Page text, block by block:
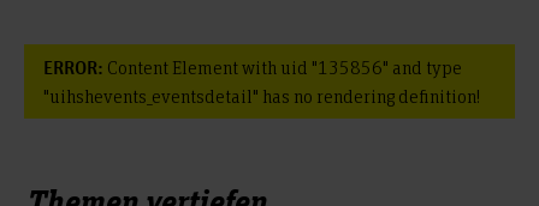
ERROR: Content Element with uid "135856" and type
"uihshevents_eventsdetail" has no rendering definition!